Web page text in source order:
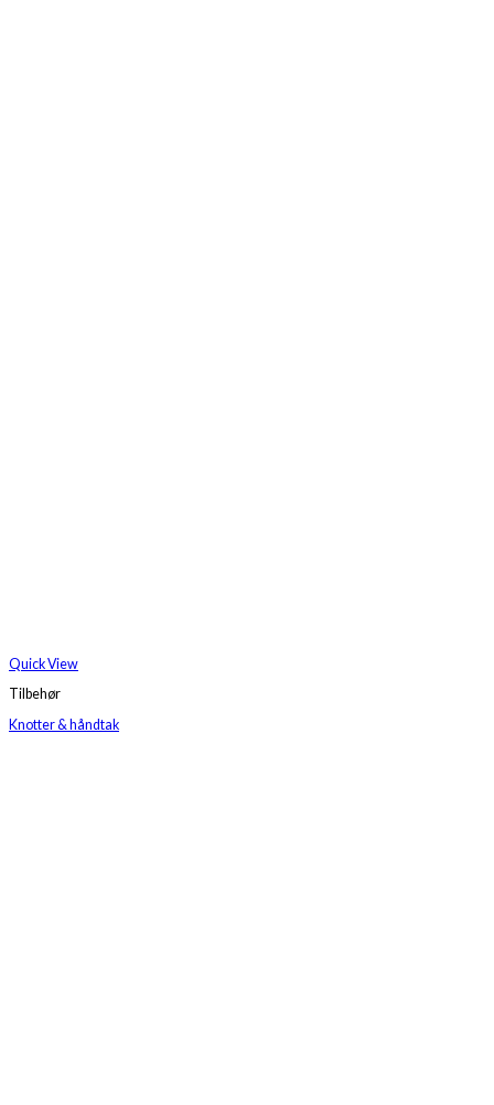
Quick View
Tilbehør
Knotter & håndtak